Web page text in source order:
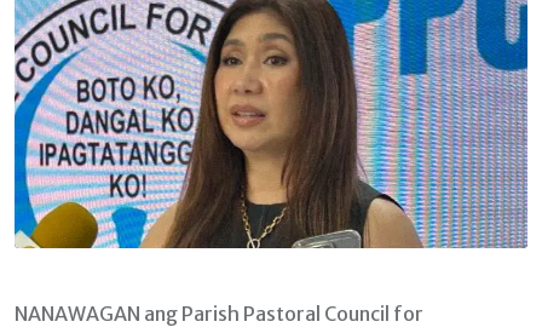
NANAWAGAN ang Parish Pastoral Council for